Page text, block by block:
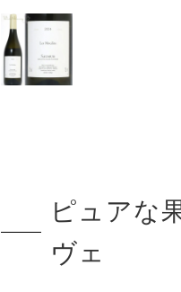
ピュアな
ヴェ